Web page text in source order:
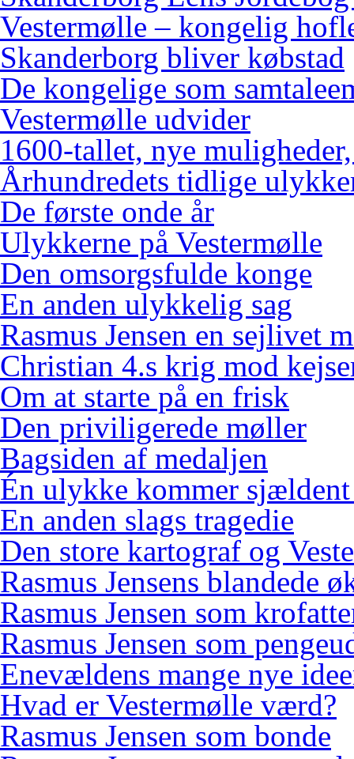
Vestermølle – kongelig
Skanderborg bliver købstad
De kongelige som
Vestermølle udvider
1600-tallet, nye
Århundredets tidlige
De første onde år
Ulykkerne på Vestermølle
Den omsorgsfulde konge
En anden ulykkelig sag
Rasmus Jensen en sejlivet
Christian 4.s krig mod
Om at starte på en frisk
Den priviligerede møller
Bagsiden af medaljen
Én ulykke kommer sjældent
En anden slags tragedie
Den store kartograf og
Rasmus Jensens blandede
Rasmus Jensen som
Rasmus Jensen som
Enevældens mange nye
Hvad er Vestermølle værd?
Rasmus Jensen som bonde